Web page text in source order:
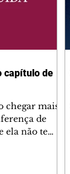
capítulo de
chegar mais
de
não tem